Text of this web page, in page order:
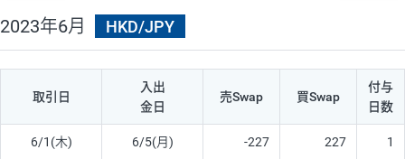
2023年6月 HKD/JPY
取引日
入出
金日
売Swap 買Swap
付与
日数
6/1(木) 6/5(月) -227 227 1